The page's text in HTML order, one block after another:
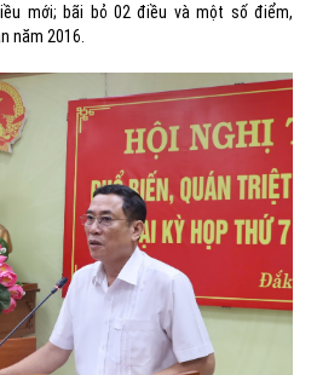
mới; bãi bỏ 02 điều và một số điểm,
năm 2016.